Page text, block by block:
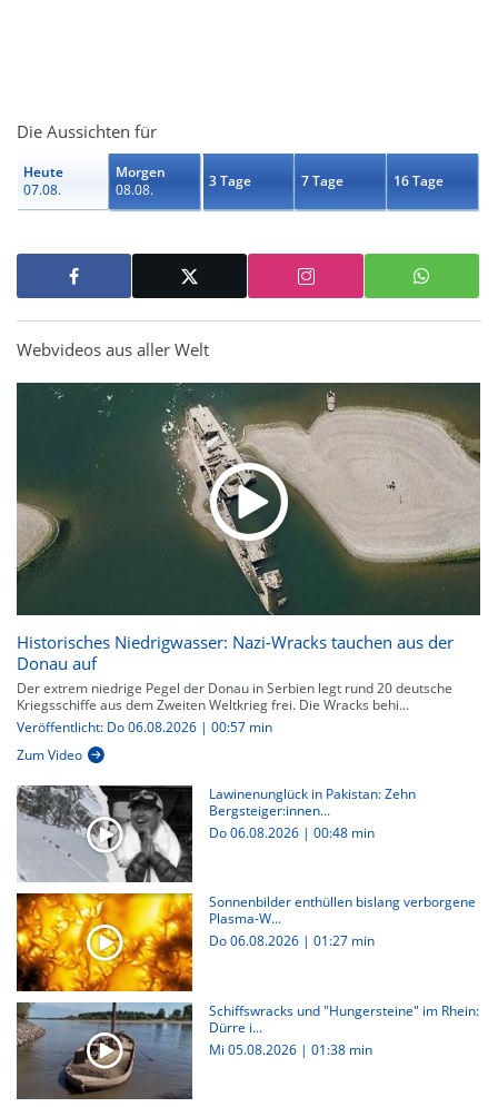
Die Aussichten für
Heute
07.08.
Morgen
08.08.
3 Tage 7 Tage 16 Tage
Webvideos aus aller Welt
Historisches Niedrigwasser: Nazi-Wracks tauchen aus der
Donau auf
Der extrem niedrige Pegel der Donau in Serbien legt rund 20 deutsche
Kriegsschiffe aus dem Zweiten Weltkrieg frei. Die Wracks behi...
Veröffentlicht: Do 06.08.2026 | 00:57 min
Zum Video
Lawinenunglück in Pakistan: Zehn
Bergsteiger:innen...
Do 06.08.2026 | 00:48 min
Sonnenbilder enthüllen bislang verborgene
Plasma-W...
Do 06.08.2026 | 01:27 min
Schiffswracks und "Hungersteine" im Rhein:
Dürre i...
Mi 05.08.2026 | 01:38 min